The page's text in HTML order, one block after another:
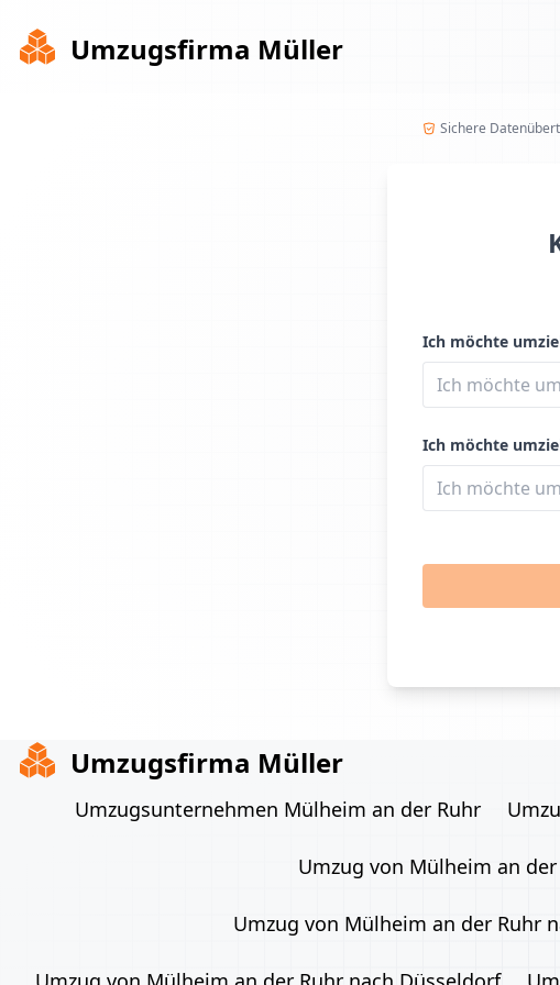
Umzugsfirma Müller
Sichere
Ich möchte
Ich möchte
Umzugsfirma Müller
Umzugsunternehmen Mülheim an der Ruhr
Umzug von Mülheim an
Umzug von Mülheim an der Ruhr